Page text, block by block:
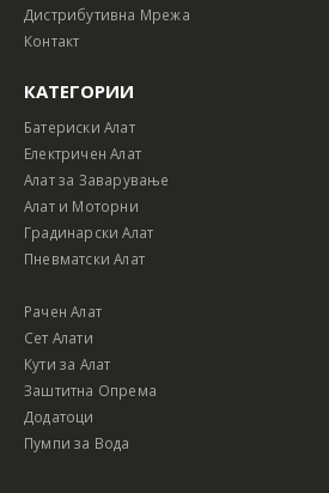
Дистрибутивна Мрежа
Контакт
КАТЕГОРИИ
Батериски Алат
Електричен Алат
Алат за Заварување
Алат и Моторни
Градинарски Алат
Пневматски Алат
Рачен Алат
Сет Алати
Кути за Алат
Заштитна Опрема
Додатоци
Пумпи за Вода